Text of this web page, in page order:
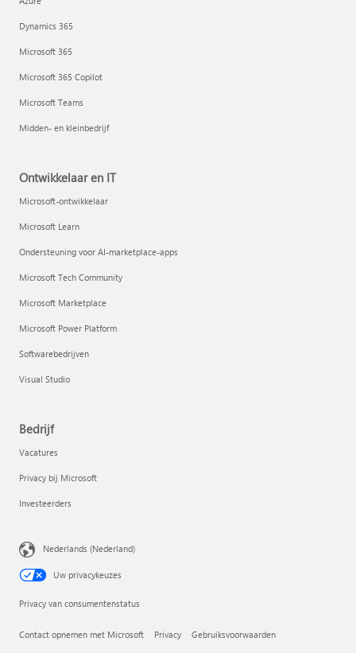
Dynamics 365
Microsoft 365
Microsoft 365 Copilot
Microsoft Teams
Midden- en kleinbedrijf
Ontwikkelaar en IT
Microsoft-ontwikkelaar
Microsoft Learn
Ondersteuning voor AI-marketplace-apps
Microsoft Tech Community
Microsoft Marketplace
Microsoft Power Platform
Softwarebedrijven
Visual Studio
Bedrijf
Vacatures
Privacy bij Microsoft
Investeerders
Nederlands (Nederland)
Uw privacykeuzes
Privacy van consumentenstatus
Contact opnemen met Microsoft Privacy Gebruiksvoorwaarden